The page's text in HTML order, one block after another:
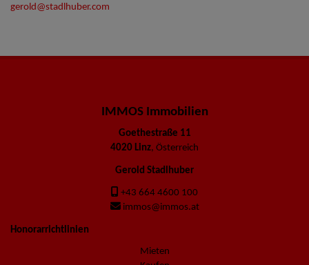
gerold@stadlhuber.com
IMMOS Immobilien
Goethestraße 11
4020 Linz, Österreich
Gerold Stadlhuber
+43 664 4600 100
immos@immos.at
Honorarrichtlinien
Mieten